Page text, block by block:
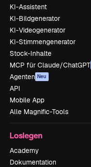
KI-Assistent
KI-Bildgenerator
KI-Videogenerator
KI-Stimmengenerator
Stock-Inhalte
MCP für Claude/ChatGPT
Agenten Neu
API
Mobile App
Alle Magnific-Tools
Loslegen
Academy
Dokumentation